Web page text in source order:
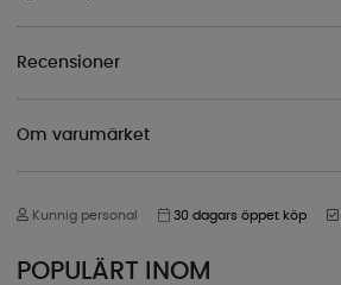
Recensioner
Om varumärket
Kunnig personal 30 dagars öppet köp
POPULÄRT INOM